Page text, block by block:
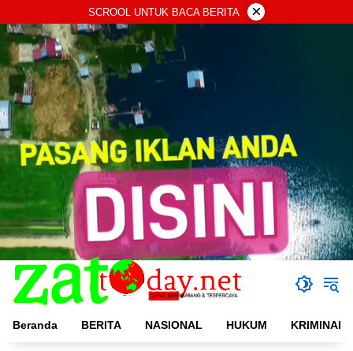
ke
konten
SCROOL UNTUK BACA BERITA ×
Beranda BERITA NASIONAL HUKUM KRIMINAL